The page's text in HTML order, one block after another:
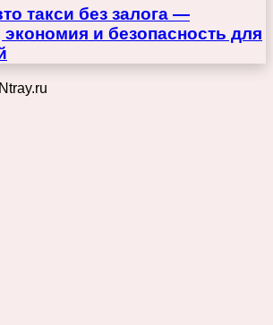
такси без залога —
экономия и безопасность для